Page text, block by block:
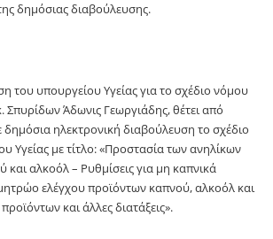
δημόσιας διαβούλευσης.
του υπουργείου Υγείας για το σχέδιο νόμου
Σπυρίδων Άδωνις Γεωργιάδης, θέτει από
ηλεκτρονική διαβούλευση το σχέδιο
Υγείας με τίτλο: «Προστασία των ανηλίκων
αλκοόλ – Ρυθμίσεις για μη καπνικά
ελέγχου προϊόντων καπνού, αλκοόλ και
και άλλες διατάξεις».